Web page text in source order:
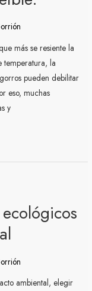
más se resiente la
temperatura, la
pueden debilitar
eso, muchas
y
ambiental, elegir